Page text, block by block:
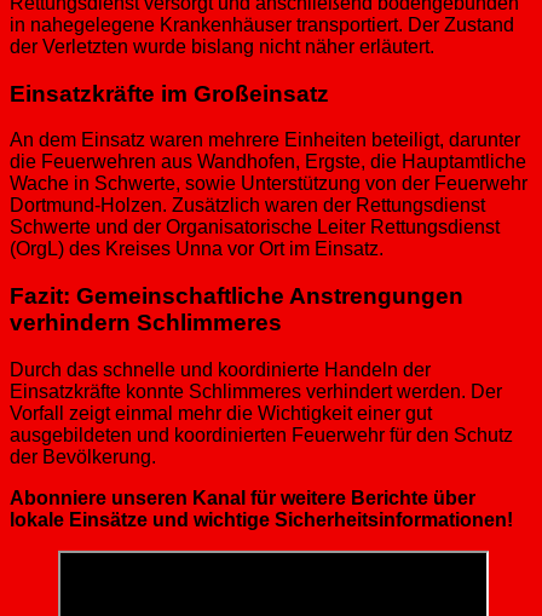
in nahegelegene Krankenhäuser transportiert. Der Zustand
der Verletzten wurde bislang nicht näher erläutert.
Einsatzkräfte im Großeinsatz
An dem Einsatz waren mehrere Einheiten beteiligt, darunter
die Feuerwehren aus Wandhofen, Ergste, die Hauptamtliche
Wache in Schwerte, sowie Unterstützung von der Feuerwehr
Dortmund-Holzen. Zusätzlich waren der Rettungsdienst
Schwerte und der Organisatorische Leiter Rettungsdienst
(OrgL) des Kreises Unna vor Ort im Einsatz.
Fazit: Gemeinschaftliche Anstrengungen
verhindern Schlimmeres
Durch das schnelle und koordinierte Handeln der
Einsatzkräfte konnte Schlimmeres verhindert werden. Der
Vorfall zeigt einmal mehr die Wichtigkeit einer gut
ausgebildeten und koordinierten Feuerwehr für den Schutz
der Bevölkerung.
Abonniere unseren Kanal für weitere Berichte über
lokale Einsätze und wichtige Sicherheitsinformationen!